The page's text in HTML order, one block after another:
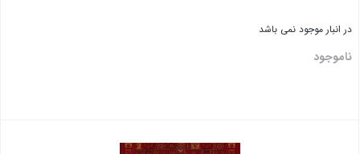
در انبار موجود نمی باشد
ناموجود